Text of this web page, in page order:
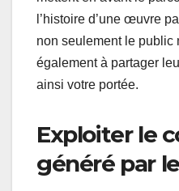
l’histoire d’une œuvre
non seulement le public
également à partager
ainsi votre portée.
Exploiter le
généré par